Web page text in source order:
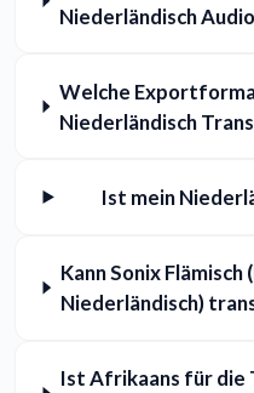
Niederländisch
Welche
Niederländisch
Ist mein
Kann Sonix Flämisch
Niederländisch)
Ist Afrikaans für die